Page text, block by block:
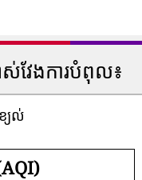
វែងការបំពុល៖
យល់